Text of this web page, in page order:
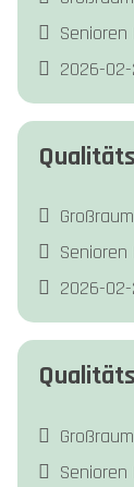
Senioren
2026-
Senioren
2026-
Senioren